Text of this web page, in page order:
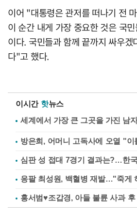
이어 "대통령은 관저를 떠나기 전
이 순간 내게 가장 중요한 것은 국
이다. 국민들과 함께 끝까지 싸우
다"고 했다.
이시간 핫뉴스
방은희, 어머니 고독사에 오열 "이
심판 성 접대 7경기 결과는?…한
응팔 최성원, 백혈병 재발…"죽게
홍서범♥조갑경, 아들 불륜 사과 후